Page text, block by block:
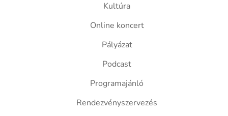
Kultúra
Online koncert
Pályázat
Podcast
Programajánló
Rendezvényszervezés